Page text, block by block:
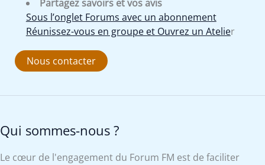
Partagez savoirs et vos avis
Sous l’onglet Forums avec un abonnement
Réunissez-vous en groupe et Ouvrez un Atelier
Nous contacter
Qui sommes-nous ?
Le cœur de l'engagement du Forum FM est de faciliter